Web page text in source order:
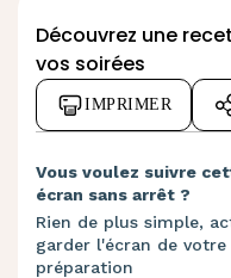
Découvrez une
vos soirées
IMPRIMER
Vous voulez suivre
écran sans arrêt ?
Rien de plus simple,
garder l'écran de
préparation